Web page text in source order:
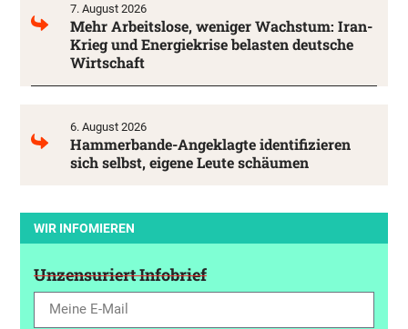
7. August 2026
Mehr Arbeitslose, weniger Wachstum: Iran-
Krieg und Energiekrise belasten deutsche
Wirtschaft
6. August 2026
Hammerbande-Angeklagte identifizieren
sich selbst, eigene Leute schäumen
WIR INFOMIEREN
Unzensuriert Infobrief